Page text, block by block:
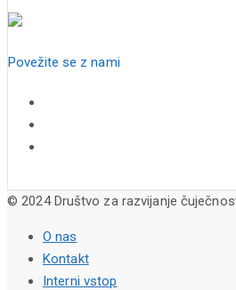
Povežite se z nami
© 2024 Društvo za razvijanje
O nas
Kontakt
Interni vstop